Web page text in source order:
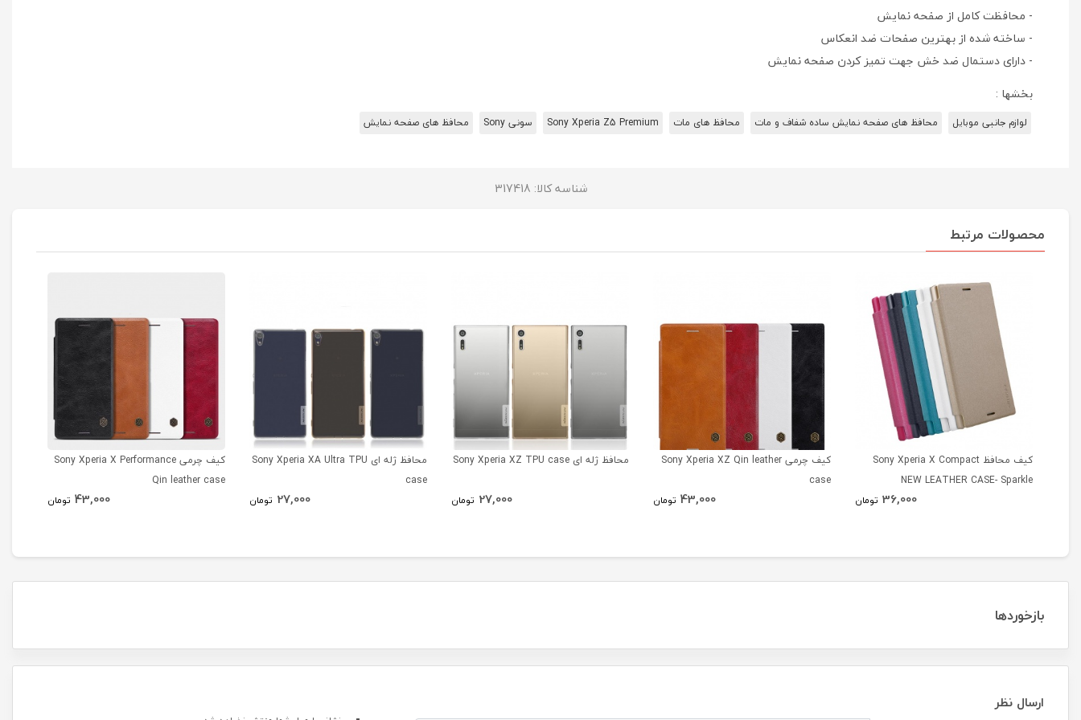
- محافظت کامل از صفحه نمایش
- ساخته شده از بهترین صفحات ضد انعکاس
- دارای دستمال ضد خش جهت تمیز کردن صفحه نمایش
بخشها :
لوازم جانبی موبایل محافظ های صفحه نمایش ساده شفاف و مات محافظ های مات Sony Xperia Z5 Premium سونی Sony محافظ های صفحه نمایش
شناسه کالا: 317418
محصولات مرتبط
کیف محافظ Sony Xperia X Compact
NEW LEATHER CASE- Sparkle
36,000 تومان
کیف چرمی Sony Xperia XZ Qin leather
case
43,000 تومان
محافظ ژله ای Sony Xperia XZ TPU case
27,000 تومان
محافظ ژله ای Sony Xperia XA Ultra TPU
case
27,000 تومان
کیف چرمی Sony Xperia X Performance
Qin leather case
43,000 تومان
بازخوردها
ارسال نظر